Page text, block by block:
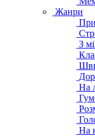
Жанри
З
На
На